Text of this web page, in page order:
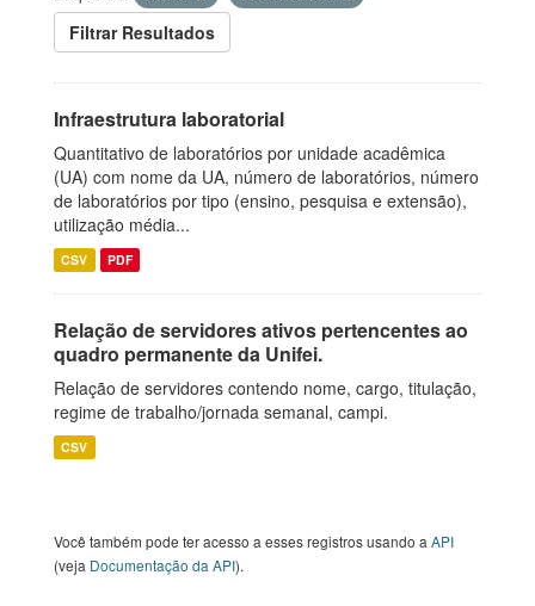
Filtrar Resultados
Infraestrutura laboratorial
Quantitativo de laboratórios por unidade acadêmica
(UA) com nome da UA, número de laboratórios, número
de laboratórios por tipo (ensino, pesquisa e extensão),
utilização média...
CSV PDF
Relação de servidores ativos pertencentes ao
quadro permanente da Unifei.
Relação de servidores contendo nome, cargo, titulação,
regime de trabalho/jornada semanal, campi.
CSV
Você também pode ter acesso a esses registros usando a API
(veja Documentação da API).